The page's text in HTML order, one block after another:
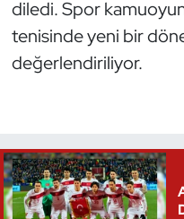
diledi. Spor
tenisinde yeni bir
değerlendiriliyor.
Satranç
Su Topu
Tekvando
Tenis